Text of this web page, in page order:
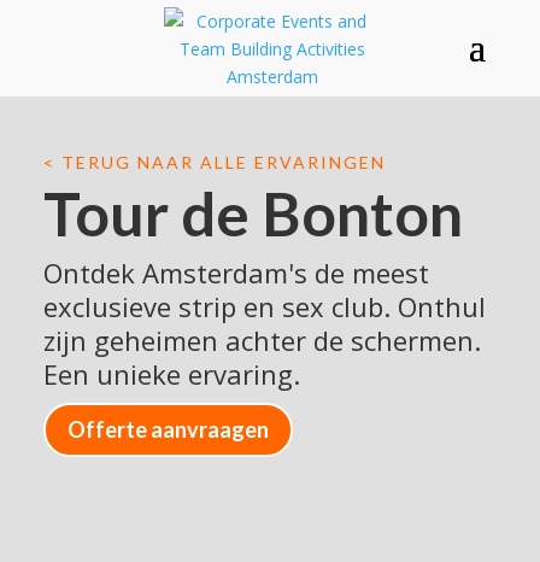
< TERUG NAAR ALLE ERVARINGEN
Tour de Bonton
Ontdek Amsterdam's de meest
exclusieve strip en sex club. Onthul
zijn geheimen achter de schermen.
Een unieke ervaring.
Offerte aanvraagen